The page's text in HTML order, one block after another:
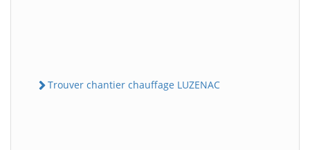
Trouver chantier chauffage LUZENAC